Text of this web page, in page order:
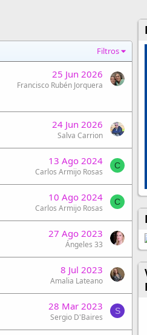
Filtros
25 Jun 2026
Francisco Rubén Jorquera
24 Jun 2026
Salva Carrion
13 Ago 2024
Carlos Armijo Rosas
C
10 Ago 2024
Carlos Armijo Rosas
C
27 Ago 2023
Ángeles 33
8 Jul 2023
Amalia Lateano
28 Mar 2023
Sergio D'Baires
S